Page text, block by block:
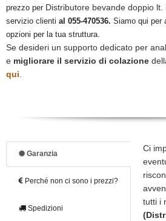
prezzo per Distributore bevande doppio lt.
servizio clienti al 055-470536. Siamo qui per
opzioni per la tua struttura.
Se desideri un supporto dedicato per
e migliorare il servizio di colazione
qui.
Garanzia
Perché non ci sono i prezzi?
Spedizioni
Ci
tutti i